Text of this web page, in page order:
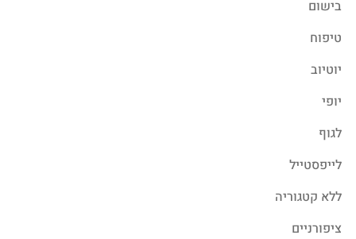
בישום
טיפוח
יוטיוב
יופי
לגוף
לייפסטייל
ללא קטגוריה
ציפורניים